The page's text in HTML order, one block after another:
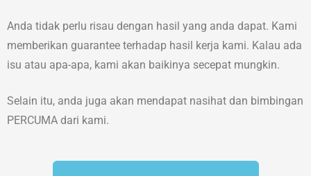
Anda tidak perlu risau dengan hasil yang anda dapat. Kami
memberikan guarantee terhadap hasil kerja kami. Kalau ada
isu atau apa-apa, kami akan baikinya secepat mungkin.
Selain itu, anda juga akan mendapat nasihat dan bimbingan
PERCUMA dari kami.